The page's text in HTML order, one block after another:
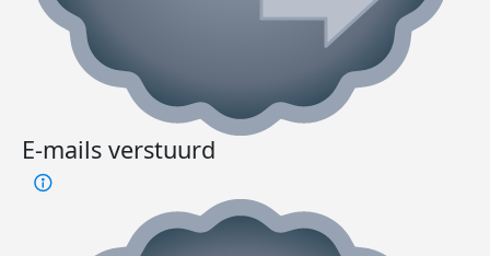
E-mails verstuurd